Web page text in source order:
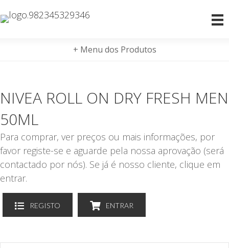
+ Menu dos Produtos
NIVEA ROLL ON DRY FRESH MEN
50ML
Para comprar, ver preços ou mais informações, por
favor registe-se e aguarde pela nossa aprovação (será
contactado por nós). Se já é nosso cliente, clique em
entrar.
REGISTO ENTRAR